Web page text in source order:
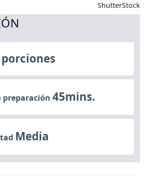
ShutterStock
preparación45mins.
Media